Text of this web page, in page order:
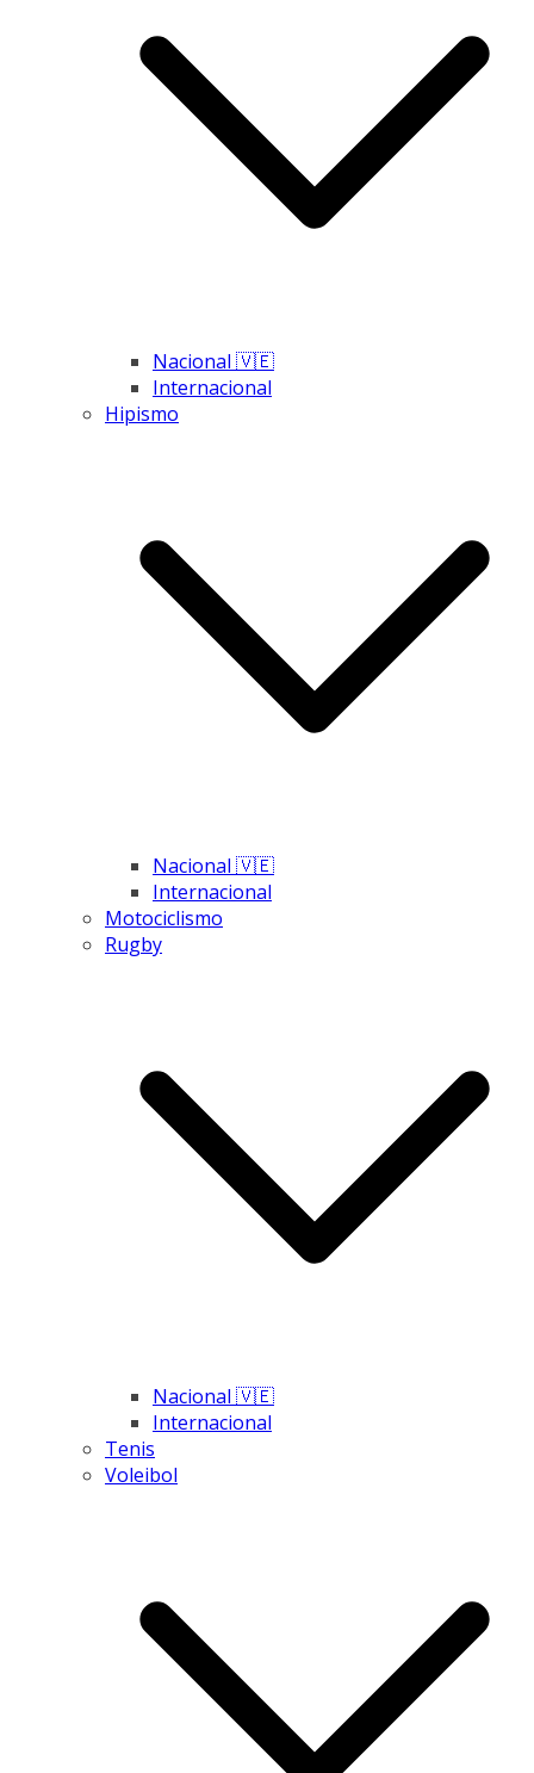
Nacional 🇻🇪
Internacional
Hipismo
Nacional 🇻🇪
Internacional
Motociclismo
Rugby
Nacional 🇻🇪
Internacional
Tenis
Voleibol